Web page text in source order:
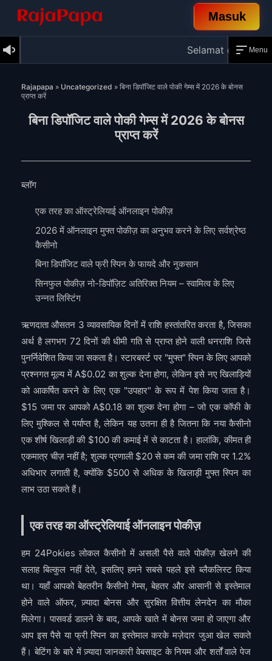
content
Masuk
Selamat datang di Rajapapa! Menu
Rajapapa » Uncategorized » बिना डिपॉजिट वाले पोकी गेम्स में 2026 के बोनस
प्राप्त करें
बिना डिपॉजिट वाले पोकी गेम्स में 2026 के बोनस
प्राप्त करें
ब्लॉग
एक तरह का ऑस्ट्रेलियाई ऑनलाइन पोकीज़
2026 में ऑनलाइन मुफ्त पोकीज़ का अनुभव करने के लिए सर्वश्रेष्ठ
कैसीनो
बिना डिपॉजिट वाले फ्री स्पिन के फायदे और नुकसान
सिनफुल पोकीज़ नो-डिपॉज़िट अतिरिक्त नियम – स्वामित्व के लिए
उन्नत लिस्टिंग
ऋणदाता औसतन 3 व्यावसायिक दिनों में राशि हस्तांतरित करता है, जिसका
अर्थ है लगभग 72 दिनों की धीमी गति से प्राप्त होने वाली धनराशि जिसे
पुनर्निवेशित किया जा सकता है। स्टारबर्स्ट पर "मुफ्त" स्पिन के लिए आपको
प्रश्नगत मूल्य में A$0.02 का शुल्क देना होगा, लेकिन इसे नए खिलाड़ियों
को आकर्षित करने के लिए एक "उपहार" के रूप में पेश किया जाता है।
$15 जमा पर आपको A$0.18 का शुल्क देना होगा – जो एक कॉफी के
लिए मुश्किल से पर्याप्त है, लेकिन यह उतना ही है जितना कि नया कैसीनो
एक शीर्ष खिलाड़ी की $100 की कमाई में से काटता है। हालांकि, कीमत ही
एकमात्र चीज़ नहीं है; शुल्क प्रणाली $20 से कम की जमा राशि पर 1.2%
अधिभार लगाती है, क्योंकि $500 से अधिक के खिलाड़ी मुफ्त स्पिन का
लाभ उठा सकते हैं।
एक तरह का ऑस्ट्रेलियाई ऑनलाइन पोकीज़
हम 24Pokies लोकल कैसीनो में असली पैसे वाले पोकीज़ खेलने की
सलाह बिल्कुल नहीं देते, इसलिए हमने सबसे पहले इसे ब्लैकलिस्ट किया
था। यहाँ आपको बेहतरीन कैसीनो गेम्स, बेहतर और आसानी से इस्तेमाल
होने वाले ऑफर, ज़्यादा बोनस और सुरक्षित वित्तीय लेनदेन का मौका
मिलेगा। पासवर्ड डालने के बाद, आपके खाते में बोनस जमा हो जाएगा और
आप इस पैसे या फ्री स्पिन का इस्तेमाल करके मज़ेदार जुआ खेल सकते
हैं। बेटिंग के बारे में ज़्यादा जानकारी वेबसाइट के नियम और शर्तों वाले पेज